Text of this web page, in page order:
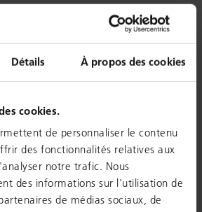
Détails À propos des cookies
cookies.
de personnaliser le contenu
des fonctionnalités relatives aux
notre trafic. Nous
des informations sur l'utilisation de
de médias sociaux, de